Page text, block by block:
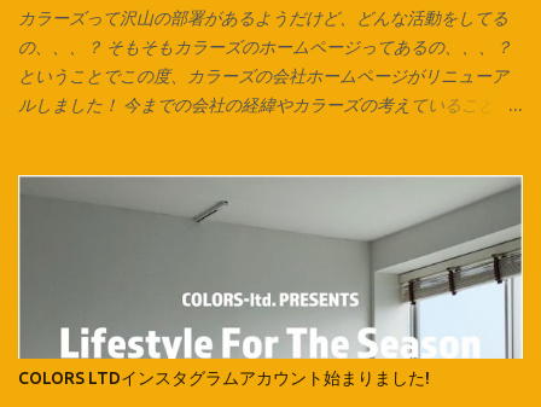
輪で切り出した紐を2箇所で切り、 2本のひもにしています。 長い
ズパゲッティヤーンにする場合は1箇所だけ切り、 長い1本をつく
り、更につなげていきます。 今回は紐通しの代わりに安全ピンを
使用しています。 他にも通し穴の大きさ次第ではヘアピンやボー
は各店スタッフまで。 オリジナル商品は Instagram でもお楽
しみ頂けます。 Facebook でも商品情報を発信いたしておりま
す。 併せてお楽しみください♪ 新しくカラーズカタログが出来ま
した‼ 各店の商品はこちらからCHECK → Colors Catalog
カラーズって沢山の部署があるようだけど、どんな活動をしてる
の、、、？ そもそもカラーズのホームページってあるの、、、？
ということでこの度、カラーズの会社ホームページがリニューア
ルしました！ 今までの会社の経緯やカラーズの考えていること、
は、随時更新されていきますので、チェックしてみてください♪
様々な事が急速に変化していくこんな時代だからこそ、 継続的に
カラーズとしての思いや熱量を伝える事を もっと大切にしていき
たいと思っています。 会社としての動きをホームページ上でも感
じてもらうことで、 今まで以上にどんどん輪が拡がっていくよう
な、 そんなきっかけのひとつになることを願って。 「絵は、口ほ
どにものをいう」をコンセプトにした社長のブログも、 今までに
COLORS LTDインスタグラムアカウント始まりました!